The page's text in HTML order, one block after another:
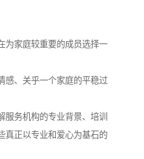
为家庭较重要的成员选择一
感、关乎一个家庭的平稳过
服务机构的专业背景、培训
真正以专业和爱心为基石的